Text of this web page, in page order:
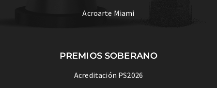
Acroarte Miami
PREMIOS SOBERANO
Acreditación PS2026